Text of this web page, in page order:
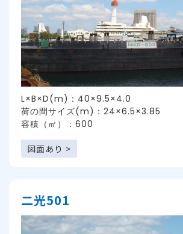
L×B×D(m)：40×9.5×4.0
荷の間サイズ(m)：24×6.5×3.85
容積（㎥）：600
図面あり >
二光501